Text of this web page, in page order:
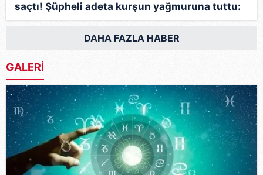
saçtı! Şüpheli adeta kurşun yağmuruna tuttu:
12 kişi yaralandı!
DAHA FAZLA HABER
GALERİ